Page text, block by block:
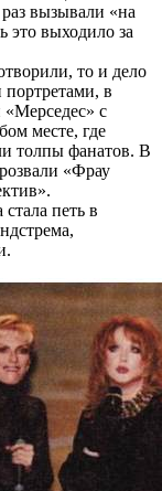
вызывали «на
это выходило за
то и дело
в
с
месте, где
толпы фанатов. В
«Фрау
петь в